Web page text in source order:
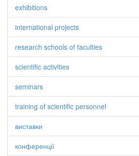
exhibitions
international projects
research schools of faculties
scientific activities
seminars
training of scientific personnel
виставки
конференції